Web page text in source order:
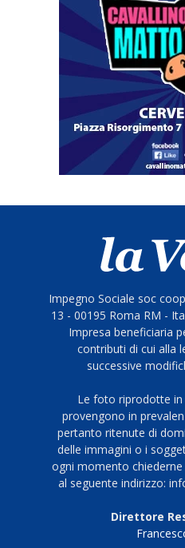
Impegno Sociale soc
13 - 00195 Roma RM -
Impresa beneficiaria
contributi di cui alla
successive
Le foto riprodotte
provengono in
pertanto ritenute di
delle immagini o i
ogni momento
al seguente indirizzo:
Direttore